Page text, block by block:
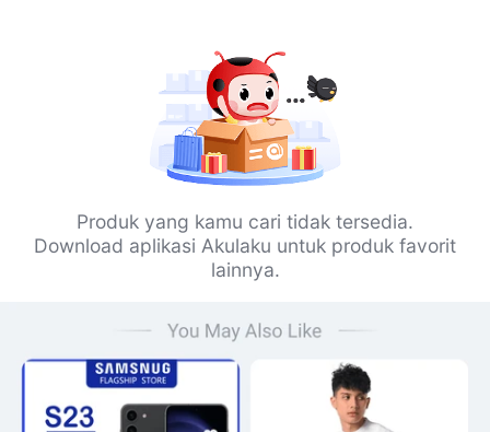
Produk yang kamu cari tidak tersedia.
Download aplikasi Akulaku untuk produk favorit
lainnya.